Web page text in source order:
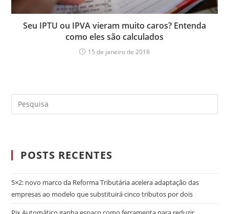
Seu IPTU ou IPVA vieram muito caros? Entenda
como eles são calculados
15 de janeiro de 2018
POSTS RECENTES
5×2: novo marco da Reforma Tributária acelera adaptação das
empresas ao modelo que substituirá cinco tributos por dois